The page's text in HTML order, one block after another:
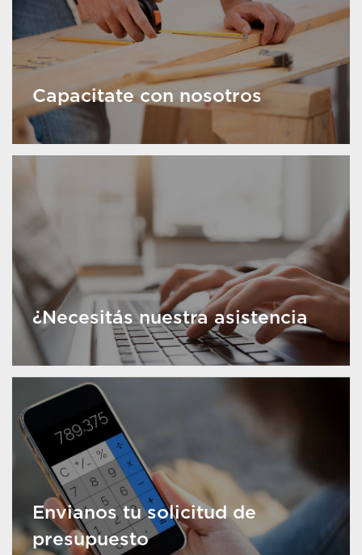
Capacitate con nosotros
¿Necesitás nuestra asistencia
Envianos tu solicitud de
presupuesto